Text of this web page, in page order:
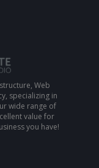
Web
specializing in
wide range of
value for
you have!